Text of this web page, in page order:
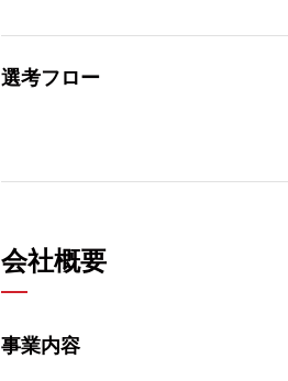
選考フロー
会社概要
事業内容